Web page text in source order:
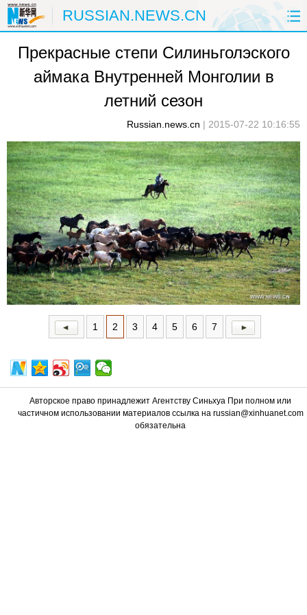
RUSSIAN.NEWS.CN
ГЛАВНАЯ КИТАЙ РФ И СНГ
В МИРЕ ЭКОНОМИКА ОБЩЕСТВО
ПРИРОДА КУЛЬТУРА
СПОРТ ЗДОРОВЬЕ ФОТОЛЕНТЫ
СПЕЦТЕМЫ
Прекрасные степи Силиньголэского
аймака Внутренней Монголии в
летний сезон
Russian.news.cn | 2015-07-22 10:16:55
1 2 3 4 5 6 7
Авторское право принадлежит Агентству Синьхуа При полном или
частичном использовании материалов ссылка на russian@xinhuanet.com
обязательна